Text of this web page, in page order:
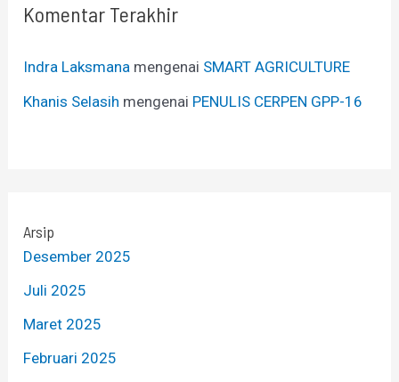
Komentar Terakhir
Indra Laksmana mengenai SMART AGRICULTURE
Khanis Selasih mengenai PENULIS CERPEN GPP-16
Arsip
Desember 2025
Juli 2025
Maret 2025
Februari 2025